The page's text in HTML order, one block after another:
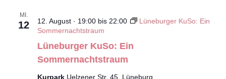
MI.
12
Lüneburger KuSo: Ein
Sommernachtstraum
12. August · 19:00bis 22:00
Lüneburger KuSo: Ein
Sommernachtstraum
Kurpark Uelzener Str. 45, Lüneburg